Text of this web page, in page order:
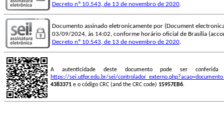
Decreto nº 10.543, de 13 de novembro de 2020.
Documento assinado eletronicamente por (Document
03/09/2024, às 14:02, conforme horário oficial de Brasília
Decreto nº 10.543, de 13 de novembro de 2020.
A autenticidade deste documento pode ser
https://sei.utfpr.edu.br/sei/
4383371 e o código CRC (and the CRC code) 15957EB6.